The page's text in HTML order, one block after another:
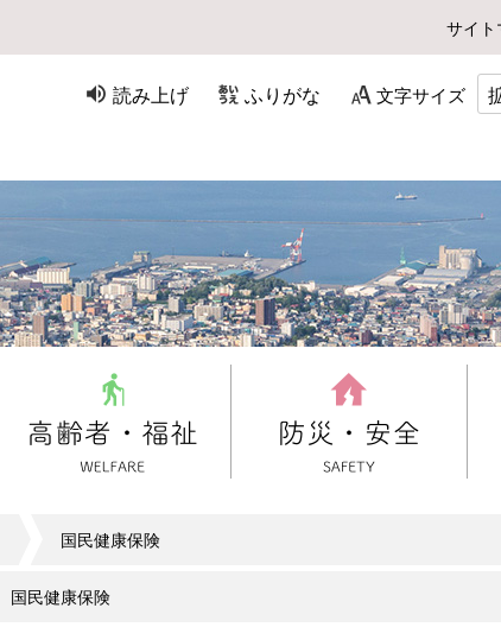
サイ
読み上げ ふりがな 文字サイズ
国民健康保険
国民健康保険